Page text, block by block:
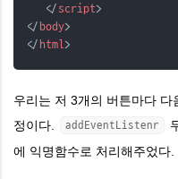
   </
script>
</ body>
</ html >
우리는 저 3개의 버튼마다
정이다.
addEventListenr
에 익명함수로 처리해주었다.